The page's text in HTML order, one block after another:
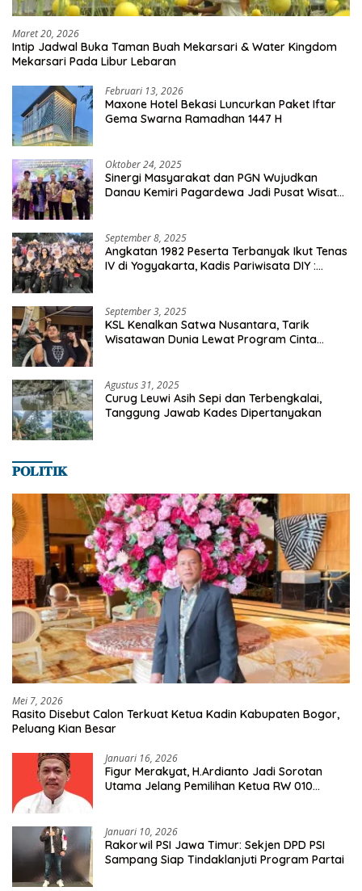
Maret 20, 2026
Intip Jadwal Buka Taman Buah Mekarsari & Water Kingdom
Mekarsari Pada Libur Lebaran
Februari 13, 2026
Maxone Hotel Bekasi Luncurkan Paket Iftar
Gema Swarna Ramadhan 1447 H
Oktober 24, 2025
Sinergi Masyarakat dan PGN Wujudkan
Danau Kemiri Pagardewa Jadi Pusat Wisata
September 8, 2025
Angkatan 1982 Peserta Terbanyak Ikut Tenas
IV di Yogyakarta, Kadis Pariwisata DIY :
September 3, 2025
KSL Kenalkan Satwa Nusantara, Tarik
Wisatawan Dunia Lewat Program Cinta
Agustus 31, 2025
Curug Leuwi Asih Sepi dan Terbengkalai,
Tanggung Jawab Kades Dipertanyakan
𝐏𝐎𝐋𝐈𝐓𝐈𝐊
Mei 7, 2026
Rasito Disebut Calon Terkuat Ketua Kadin Kabupaten Bogor,
Peluang Kian Besar
Januari 16, 2026
Figur Merakyat, H.Ardianto Jadi Sorotan
Utama Jelang Pemilihan Ketua RW 010
Januari 10, 2026
Rakorwil PSI Jawa Timur: Sekjen DPD PSI
Sampang Siap Tindaklanjuti Program Partai